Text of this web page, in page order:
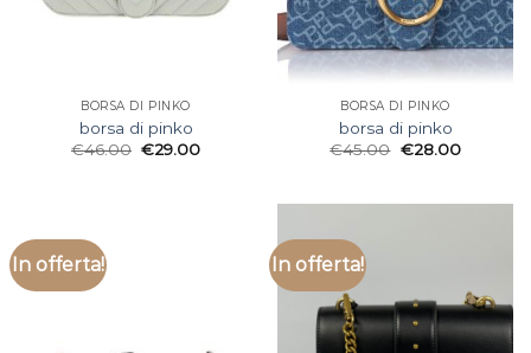
BORSA DI PINKO
borsa di pinko
€46.00 €29.00
BORSA DI PINKO
borsa di pinko
€45.00 €28.00
In offerta! In offerta!